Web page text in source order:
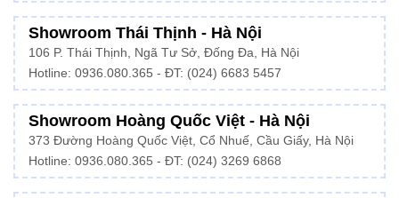
Showroom Thái Thịnh - Hà Nội
106 P. Thái Thịnh, Ngã Tư Sở, Đống Đa, Hà Nội
Hotline: 0936.080.365 - ĐT: (024) 6683 5457
Showroom Hoàng Quốc Việt - Hà Nội
373 Đường Hoàng Quốc Việt, Cổ Nhuế, Cầu Giấy, Hà Nội
Hotline: 0936.080.365 - ĐT: (024) 3269 6868